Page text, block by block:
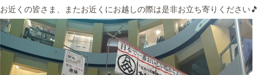
お近くの皆さま、またお近くにお越しの際は是非お立ち寄りください🎵